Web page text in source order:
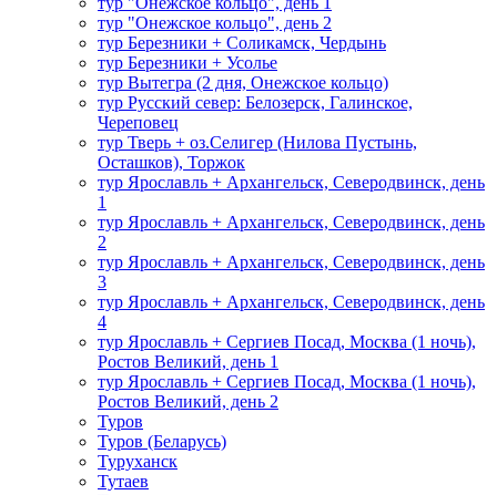
тур "Онежское кольцо", день 2
тур Березники + Соликамск, Чердынь
тур Березники + Усолье
тур Вытегра (2 дня, Онежское кольцо)
тур Русский север: Белозерск, Галинское,
Череповец
тур Тверь + оз.Селигер (Нилова Пустынь,
Осташков), Торжок
тур Ярославль + Архангельск, Северодвинск, день
1
тур Ярославль + Архангельск, Северодвинск, день
2
тур Ярославль + Архангельск, Северодвинск, день
3
тур Ярославль + Архангельск, Северодвинск, день
4
тур Ярославль + Сергиев Посад, Москва (1 ночь),
Ростов Великий, день 1
тур Ярославль + Сергиев Посад, Москва (1 ночь),
Ростов Великий, день 2
Туров
Туров (Беларусь)
Туруханск
Тутаев